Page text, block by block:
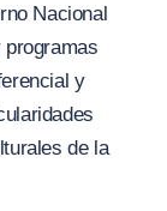
Nacional
programas
y
de la